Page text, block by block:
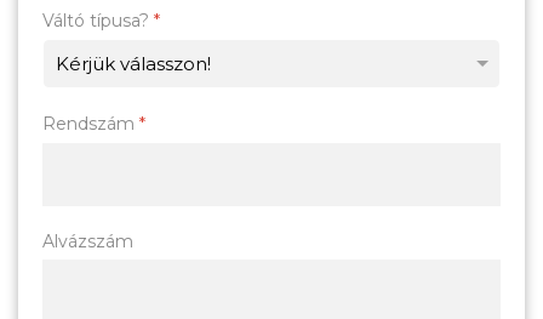
Váltó típusa? *
Rendszám *
Alvázszám